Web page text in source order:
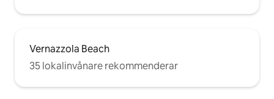
Vernazzola Beach
35 lokalinvånare rekommenderar